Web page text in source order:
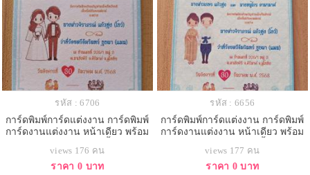
รหัส : 6706
การ์ดพิมพ์การ์ดแต่งงาน การ์ดพิมพ์
การ์ดงานแต่งงาน หน้าเดียว พร้อม
views 176 คน
ราคา 0 บาท
รหัส : 6656
การ์ดพิมพ์การ์ดแต่งงาน การ์ดพิมพ์
การ์ดงานแต่งงาน หน้าเดียว พร้อม
views 177 คน
ราคา 0 บาท